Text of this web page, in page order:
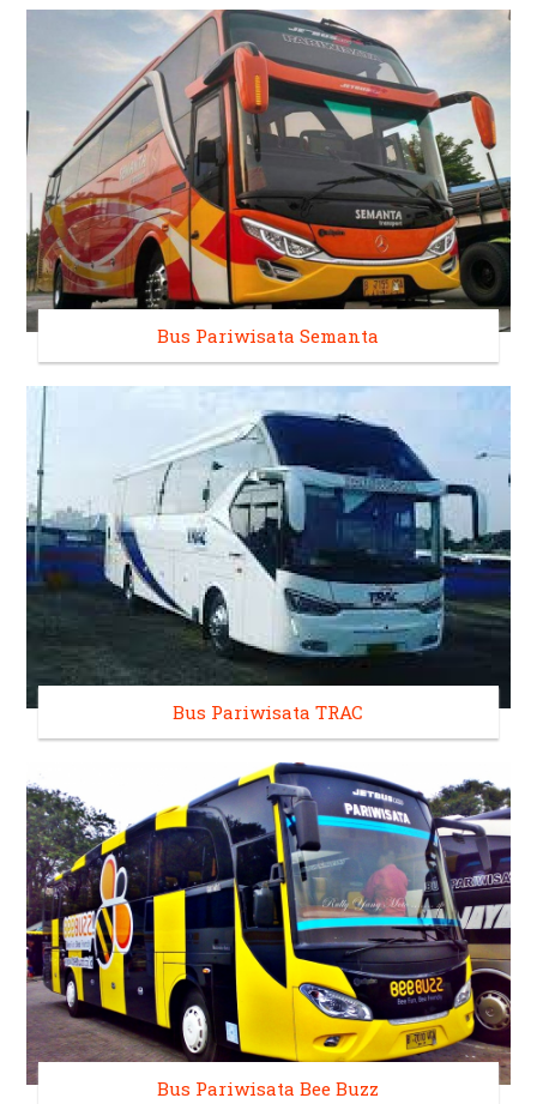
Bus Pariwisata Semanta
Bus Pariwisata TRAC
Bus Pariwisata Bee Buzz